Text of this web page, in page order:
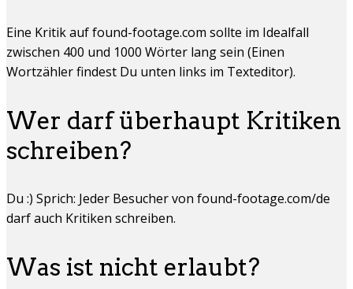
Eine Kritik auf found-footage.com sollte im Idealfall
zwischen 400 und 1000 Wörter lang sein (Einen
Wortzähler findest Du unten links im Texteditor).
Wer darf überhaupt Kritiken
schreiben?
Du :) Sprich: Jeder Besucher von found-footage.com/de
darf auch Kritiken schreiben.
Was ist nicht erlaubt?